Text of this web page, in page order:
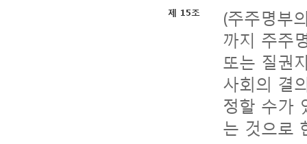
제 15조
(주주명부
까지 주주
또는 질권
사회의 결
정할 수가
는 것으로